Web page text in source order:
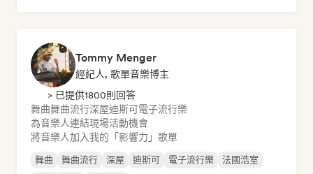
Tommy Menger
經紀人, 歌單音樂博主
> 已提供1800則回答
舞曲舞曲流行深屋迪斯可電子流行樂
為音樂人連結現場活動機會
將音樂人加入我的「影響力」歌單
舞曲 舞曲流行 深屋 迪斯可 電子流行樂
法國浩室